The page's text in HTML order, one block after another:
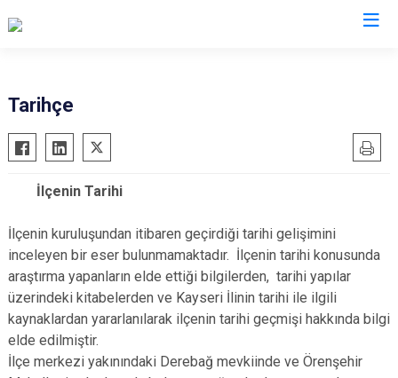
Akkışla
Bünyan
Develi
Felahiye
Hacılar
İncesu
Kocasinan
Melikgazi
Talas
Tomarza
Yahyalı
Yeşilhisar
Tarihçe
İlçenin Tarihi
İlçenin kuruluşundan itibaren geçirdiği tarihi gelişimini
inceleyen bir eser bulunmamaktadır. İlçenin tarihi konusunda
araştırma yapanların elde ettiği bilgilerden, tarihi yapılar
üzerindeki kitabelerden ve Kayseri İlinin tarihi ile ilgili
kaynaklardan yararlanılarak ilçenin tarihi geçmişi hakkında bilgi
elde edilmiştir.
İlçe merkezi yakınındaki Derebağ mevkiinde ve Örenşehir